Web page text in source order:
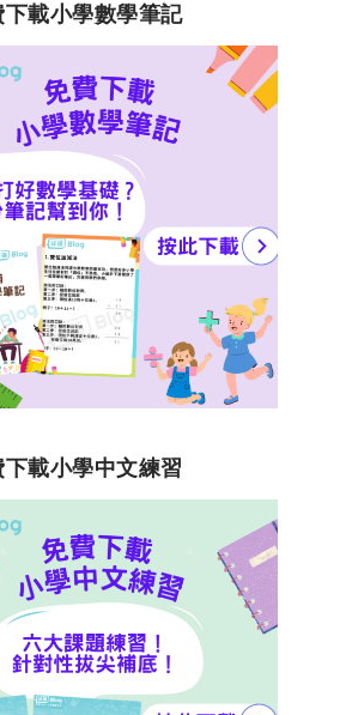
下載小學數學筆記
下載小學中文練習